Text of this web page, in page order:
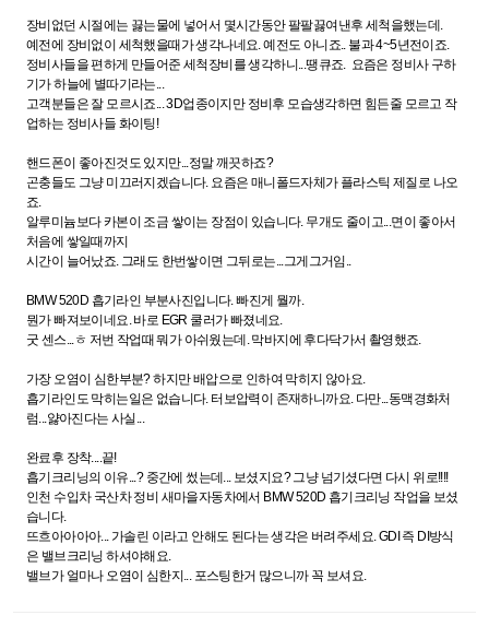
장비없던 시절에는 끓는물에 넣어서 몇시간동안 팔팔끓여낸후 세척을했는데.
예전에 장비없이 세척했을때가 생각나네요. 예전도 아니죠.. 불과 4~5년전이죠.
정비사들을 편하게 만들어준 세척장비를 생각하니...땡큐죠. 요즘은 정비사 구하
기가 하늘에 별따기라는...
고객분들은 잘 모르시죠... 3D업종이지만 정비후 모습생각하면 힘든줄 모르고 작
업하는 정비사들 화이팅!
핸드폰이 좋아진것도 있지만...정말 깨끗하죠?
곤충들도 그냥 미끄러지겠습니다. 요즘은 매니폴드자체가 플라스틱 제질로 나오
죠.
알루미늄보다 카본이 조금 쌓이는 장점이 있습니다. 무개도 줄이고...면이 좋아서
처음에 쌓일때까지
시간이 늘어났죠. 그래도 한번쌓이면 그뒤로는...그게그거임..
BMW 520D 흡기라인 부분사진입니다. 빠진게 뭘까.
뭔가 빠져보이네요. 바로 EGR 쿨러가 빠졌네요.
굿 센스...ㅎ 저번 작업때 뭐가 아쉬웠는데. 막바지에 후다닥가서 촬영했죠.
가장 오염이 심한부분? 하지만 배압으로 인하여 막히지 않아요.
흡기라인도 막히는일은 없습니다. 터보압력이 존재하니까요. 다만...동맥경화처
럼...얋아진다는 사실...
완료후 장착....끝!
흡기크리닝의 이유...? 중간에 썼는데... 보셨지요? 그냥 넘기셨다면 다시 위로!!!!
인천 수입차 국산차 정비 새마을자동차에서 BMW 520D 흡기크리닝 작업을 보셨
습니다.
뜨흐아아아아... 가솔린 이라고 안해도 된다는 생각은 버려주세요. GDI 즉 DI방식
은 밸브크리닝 하셔야해요.
밸브가 얼마나 오염이 심한지... 포스팅한거 많으니까 꼭 보셔요.